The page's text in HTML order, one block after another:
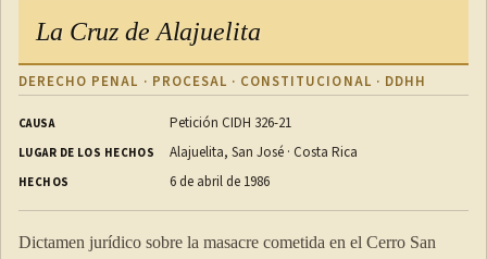
La Cruz de Alajuelita
DERECHO PENAL · PROCESAL · CONSTITUCIONAL · DDHH
CAUSA Petición CIDH 326-21
LUGAR DE LOS HECHOS Alajuelita, San José · Costa Rica
HECHOS 6 de abril de 1986
Dictamen jurídico sobre la masacre cometida en el Cerro San